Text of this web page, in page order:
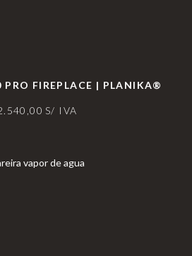
PRO FIREPLACE | PLANIKA®
S/ IVA